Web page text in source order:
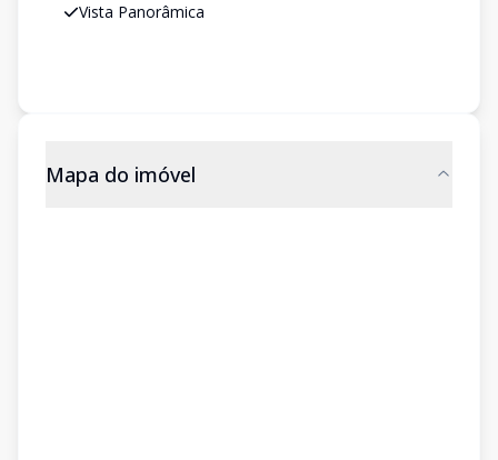
Vista Panorâmica
Mapa do imóvel